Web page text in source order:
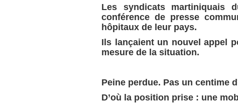
Les syndicats martiniquais
conférence de presse
hôpitaux de leur pays.
Ils lançaient un nouvel appel
mesure de la situation.
Peine perdue. Pas un centime
D’où la position prise : une